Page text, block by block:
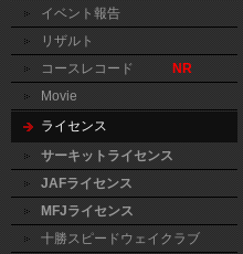
イベント報告
リザルト
コースレコード
NR
Movie
ライセンス
サーキットライセンス
JAFライセンス
MFJライセンス
十勝スピードウェイクラブ